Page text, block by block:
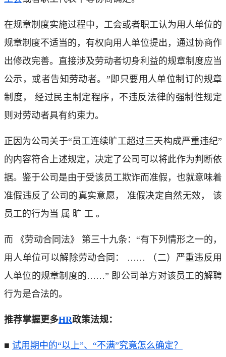
在规章制度实施过程中，工会或者职工认为用人单位的
规章制度不适当的，有权向用人单位提出，通过协商作
出修改完善。直接涉及劳动者切身利益的规章制度应当
公示，或者告知劳动者。”即只要用人单位制订的规章
制度， 经过民主制定程序，不违反法律的强制性规定
则对劳动者具有约束力。
正因为公司关于“员工连续旷工超过三天构成严重违纪”
的内容符合上述规定，决定了公司可以将此作为判断依
据。鉴于公司是由于受该员工欺诈而准假，也就意味着
准假违反了公司的真实意愿， 准假决定自然无效， 该
员工的行为当 属 旷 工 。
而 《劳动合同法》 第三十九条：“有下列情形之一的，
用人单位可以解除劳动合同： …… （二）严重违反用
人单位的规章制度的……” 即公司单方对该员工的解聘
行为是合法的。
推荐掌握更多HR政策法规：
■ 试用期中的“以上”、“不满”究竟怎么确定？